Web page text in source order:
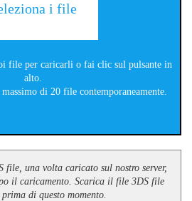
i file
file per caricarli o fai clic sul pulsante in
alto.
di 20 file contemporaneamente.
file, una volta caricato sul nostro server,
il caricamento. Scarica il file 3DS file
di questo momento.